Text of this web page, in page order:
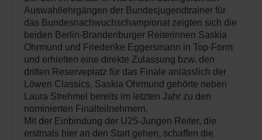
Auswahllehrgängen der Bundesjugendtrainer für
das Bundesnachwuchschampionat zeigten sich die
beiden Berlin-Brandenburger Reiterinnen Saskia
Ohrmund und Friederike Eggersmann in Top-Form
und erhielten eine direkte Zulassung bzw. den
dritten Reserveplatz für das Finale anlässlich der
Löwen Classics. Saskia Ohrmund gehörte neben
Laura Strehmel bereits im letzten Jahr zu den
nominierten Finalteilnehmern.
Mit der Einbindung der U25-Jungen Reiter, die
erstmals hier an den Start gehen, schaffen die